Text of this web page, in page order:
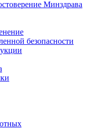
Минздрава
безопасности